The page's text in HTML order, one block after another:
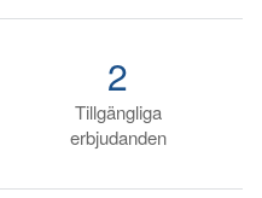
Tillgängliga
erbjudanden
2